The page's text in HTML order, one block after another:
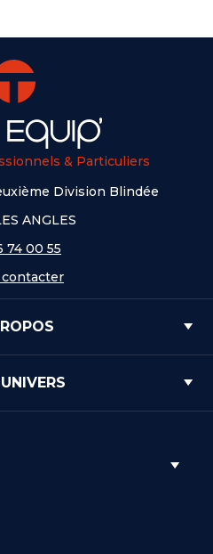
& Particuliers
Division Blindée
ANGLES
74 00 55
contacter